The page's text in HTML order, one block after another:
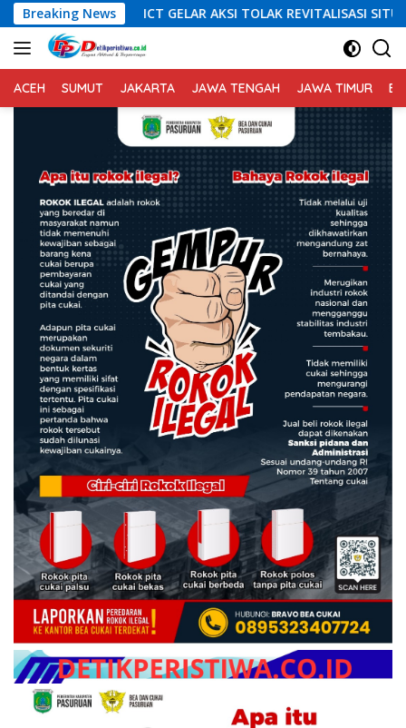
Langsung
ke
konten
Breaking News
ICT GELAR AKSI TOLAK REVITALISASI SITU CIKEDAL, 150
ACEH SUMUT JAKARTA JAWA TENGAH JAWA TIMUR